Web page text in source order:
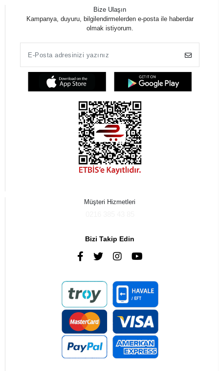
Bize Ulaşın
Kampanya, duyuru, bilgilendirmelerden e-posta ile haberdar
olmak istiyorum.
Müşteri Hizmetleri
Bizi Takip Edin